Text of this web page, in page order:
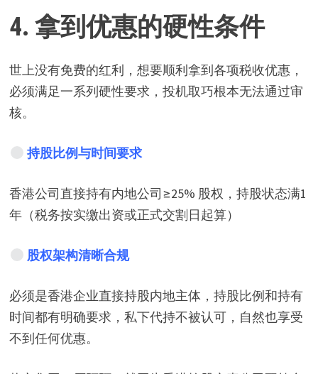
4.拿到优惠的硬性条件
世上没有免费的红利，想要顺利拿到各项税收优惠，
必须满足一系列硬性要求，投机取巧根本无法通过审
核。
持股比例与时间要求
香港公司直接持有内地公司≥25% 股权，持股状态满1
年（税务按实缴出资或正式交割日起算）
股权架构清晰合规
必须是香港企业直接持股内地主体，持股比例和持有
时间都有明确要求，私下代持不被认可，自然也享受
不到任何优惠。